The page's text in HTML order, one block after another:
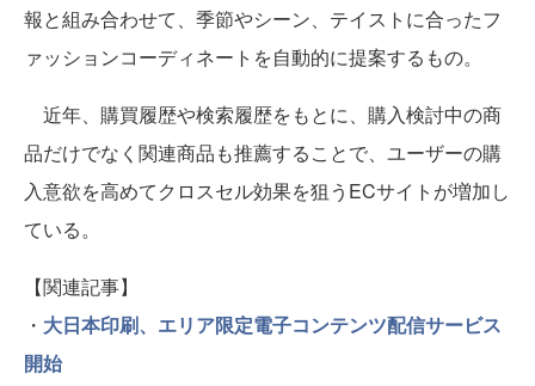
報と組み合わせて、季節やシーン、テイストに合ったフ
ァッションコーディネートを自動的に提案するもの。
近年、購買履歴や検索履歴をもとに、購入検討中の商
品だけでなく関連商品も推薦することで、ユーザーの購
入意欲を高めてクロスセル効果を狙うECサイトが増加し
ている。
【関連記事】
・ 大日本印刷、エリア限定電子コンテンツ配信サービス
開始